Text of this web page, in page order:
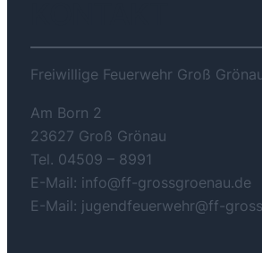
Freiwillige Feuerwehr Groß
Am Born 2
23627 Groß Grönau
Tel. 04509 – 8991
E-Mail: info@ff-grossgroenau.de
E-Mail: jugendfeuerwehr@ff-